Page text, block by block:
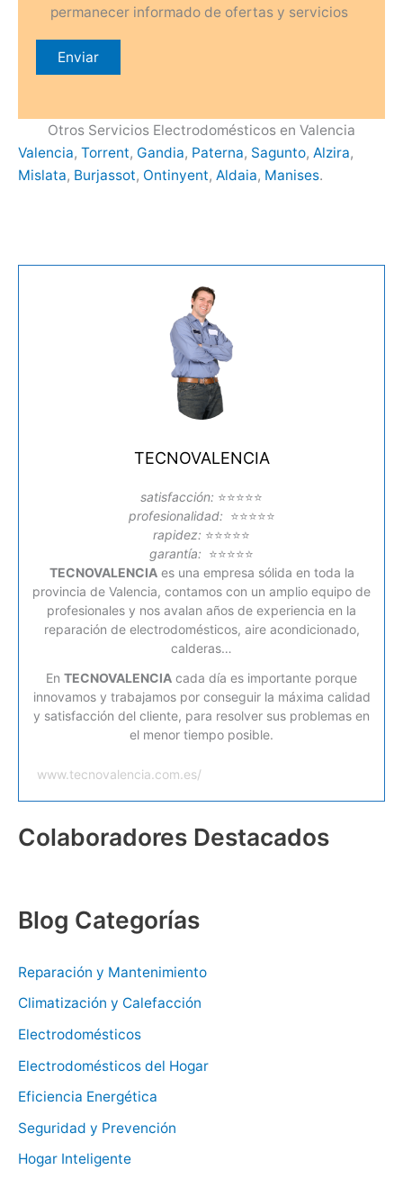
permanecer informado de ofertas y servicios
Otros Servicios Electrodomésticos en Valencia
Valencia, Torrent, Gandia, Paterna, Sagunto, Alzira,
Mislata, Burjassot, Ontinyent, Aldaia, Manises.
TECNOVALENCIA
satisfacción: ⭐⭐⭐⭐⭐
profesionalidad: ⭐⭐⭐⭐⭐
rapidez: ⭐⭐⭐⭐⭐
garantía: ⭐⭐⭐⭐⭐
TECNOVALENCIAes una empresa sólida en toda la
provincia de Valencia, contamos con un amplio equipo de
profesionales y nos avalan años de experiencia en la
reparación de electrodomésticos, aire acondicionado,
calderas…
En TECNOVALENCIA cada día es importante porque
innovamos y trabajamos por conseguir la máxima calidad
y satisfacción del cliente, para resolver sus problemas en
el menor tiempo posible.
www.tecnovalencia.com.es/
Colaboradores Destacados
Blog Categorías
Reparación y Mantenimiento
Climatización y Calefacción
Electrodomésticos
Electrodomésticos del Hogar
Eficiencia Energética
Seguridad y Prevención
Hogar Inteligente